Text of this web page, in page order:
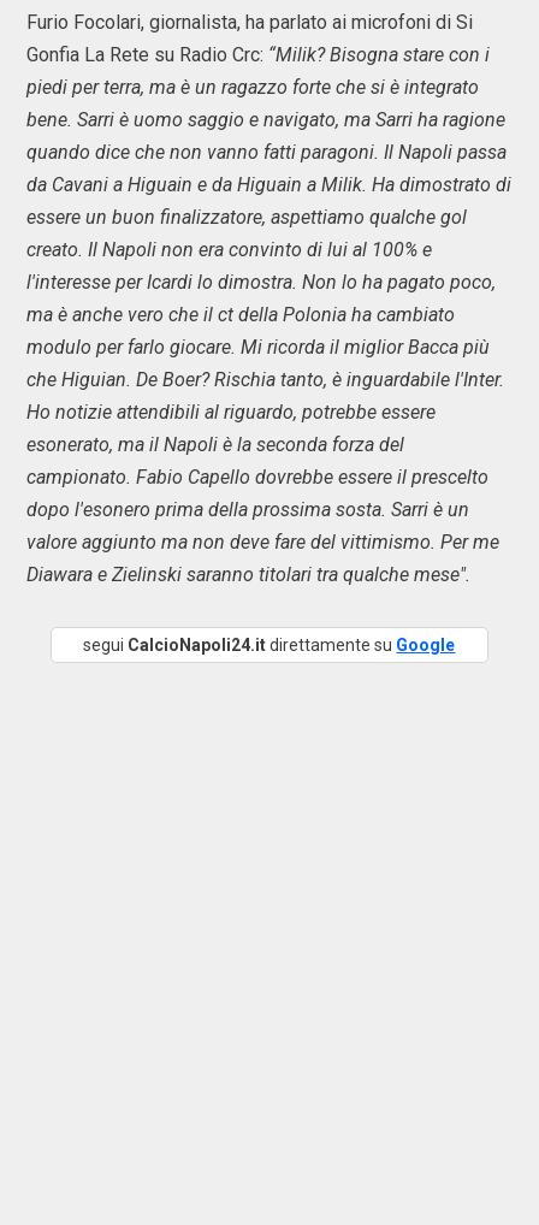
Furio Focolari, giornalista, ha parlato ai microfoni di Si
Gonfia La Rete su Radio Crc: “Milik? Bisogna stare con i
piedi per terra, ma è un ragazzo forte che si è integrato
bene. Sarri è uomo saggio e navigato, ma Sarri ha ragione
quando dice che non vanno fatti paragoni. Il Napoli passa
da Cavani a Higuain e da Higuain a Milik. Ha dimostrato di
essere un buon finalizzatore, aspettiamo qualche gol
creato. Il Napoli non era convinto di lui al 100% e
l'interesse per Icardi lo dimostra. Non lo ha pagato poco,
ma è anche vero che il ct della Polonia ha cambiato
modulo per farlo giocare. Mi ricorda il miglior Bacca più
che Higuian. De Boer? Rischia tanto, è inguardabile l'Inter.
Ho notizie attendibili al riguardo, potrebbe essere
esonerato, ma il Napoli è la seconda forza del
campionato. Fabio Capello dovrebbe essere il prescelto
dopo l'esonero prima della prossima sosta. Sarri è un
valore aggiunto ma non deve fare del vittimismo. Per me
Diawara e Zielinski saranno titolari tra qualche mese".
segui CalcioNapoli24.itdirettamente su Google